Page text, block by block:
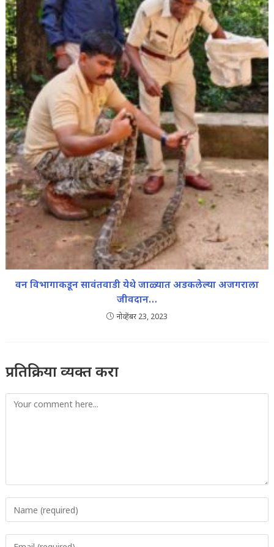
वन विभागाकडून सावंतवाडी येथे जाळ्यात अडकलेल्या अजगराला
जीवदान…
नोव्हेंबर 23, 2023
प्रतिक्रिया व्यक्त करा
Comment
your